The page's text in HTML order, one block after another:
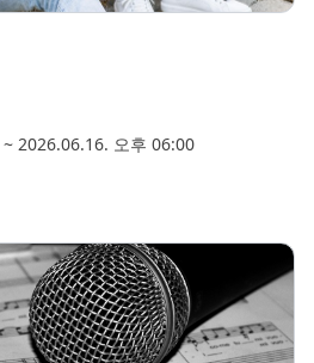
~ 2026.06.16. 오후 06:00